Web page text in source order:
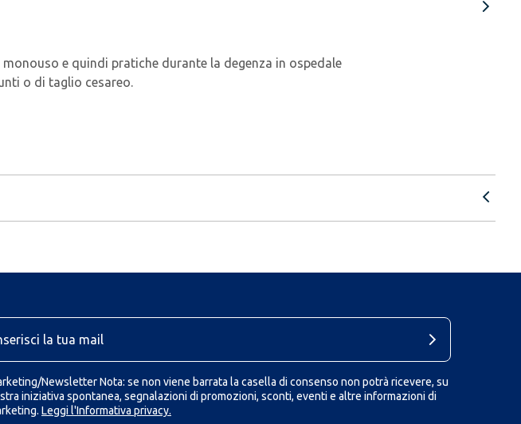
e quindi pratiche durante la degenza in ospedale
o di taglio cesareo.
Newsletter Nota: se non viene barrata la casella di consenso non potrà ricevere, su
iniziativa spontanea, segnalazioni di promozioni, sconti, eventi e altre informazioni di
Leggi l'Informativa privacy.